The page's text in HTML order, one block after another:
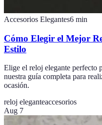
Accesorios Elegantes6 min
Cómo Elegir el Mejor
Estilo
Elige el reloj elegante perfecto
nuestra guía completa para
ocasión.
reloj eleganteaccesorios
Aug 7